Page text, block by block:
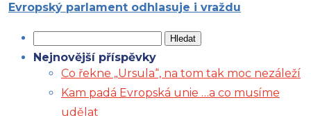
Evropský parlament odhlasuje i vraždu
Nejnovější příspěvky
Co řekne „Ursula“, na tom tak moc nezáleží
Kam padá Evropská unie …a co musíme
udělat